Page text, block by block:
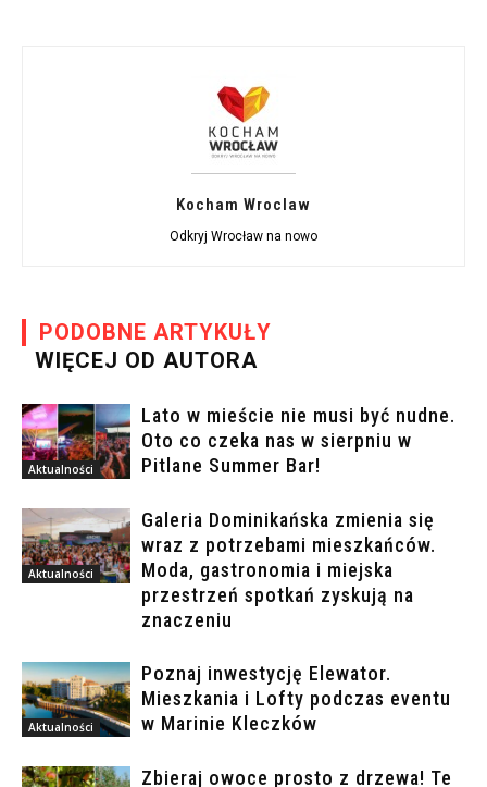
Kocham Wroclaw
Odkryj Wrocław na nowo
PODOBNE ARTYKUŁY
WIĘCEJ OD AUTORA
Aktualności
Lato w mieście nie musi być nudne.
Oto co czeka nas w sierpniu w
Pitlane Summer Bar!
Aktualności
Galeria Dominikańska zmienia się
wraz z potrzebami mieszkańców.
Moda, gastronomia i miejska
przestrzeń spotkań zyskują na
znaczeniu
Aktualności
Poznaj inwestycję Elewator.
Mieszkania i Lofty podczas eventu
w Marinie Kleczków
Zbieraj owoce prosto z drzewa! Te